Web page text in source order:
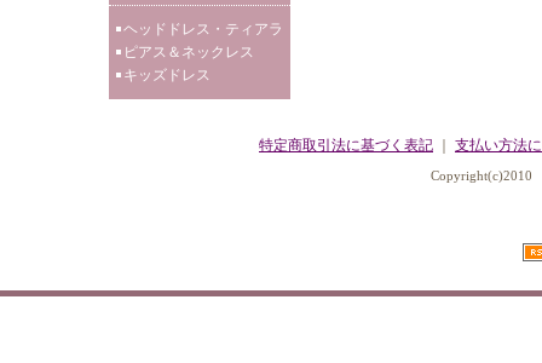
ヘッドドレス・ティアラ
ピアス＆ネックレス
キッズドレス
特定商取引法に基づく表記 支払い方法
Copyright(c)2010